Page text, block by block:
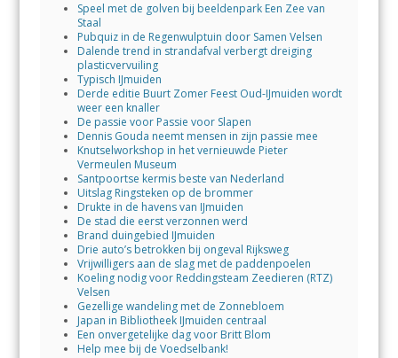
Speel met de golven bij beeldenpark Een Zee van
Staal
Pubquiz in de Regenwulptuin door Samen Velsen
Dalende trend in strandafval verbergt dreiging
plasticvervuiling
Typisch IJmuiden
Derde editie Buurt Zomer Feest Oud-IJmuiden wordt
weer een knaller
De passie voor Passie voor Slapen
Dennis Gouda neemt mensen in zijn passie mee
Knutselworkshop in het vernieuwde Pieter
Vermeulen Museum
Santpoortse kermis beste van Nederland
Uitslag Ringsteken op de brommer
Drukte in de havens van IJmuiden
De stad die eerst verzonnen werd
Brand duingebied IJmuiden
Drie auto’s betrokken bij ongeval Rijksweg
Vrijwilligers aan de slag met de paddenpoelen
Koeling nodig voor Reddingsteam Zeedieren (RTZ)
Velsen
Gezellige wandeling met de Zonnebloem
Japan in Bibliotheek IJmuiden centraal
Een onvergetelijke dag voor Britt Blom
Help mee bij de Voedselbank!